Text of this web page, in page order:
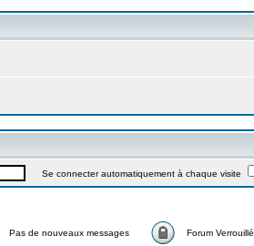
Se connecter automatiquement à chaque visite
Pas de nouveaux messages Forum Verrouillé